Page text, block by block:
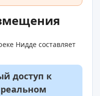
Нидде составляет
доступ к